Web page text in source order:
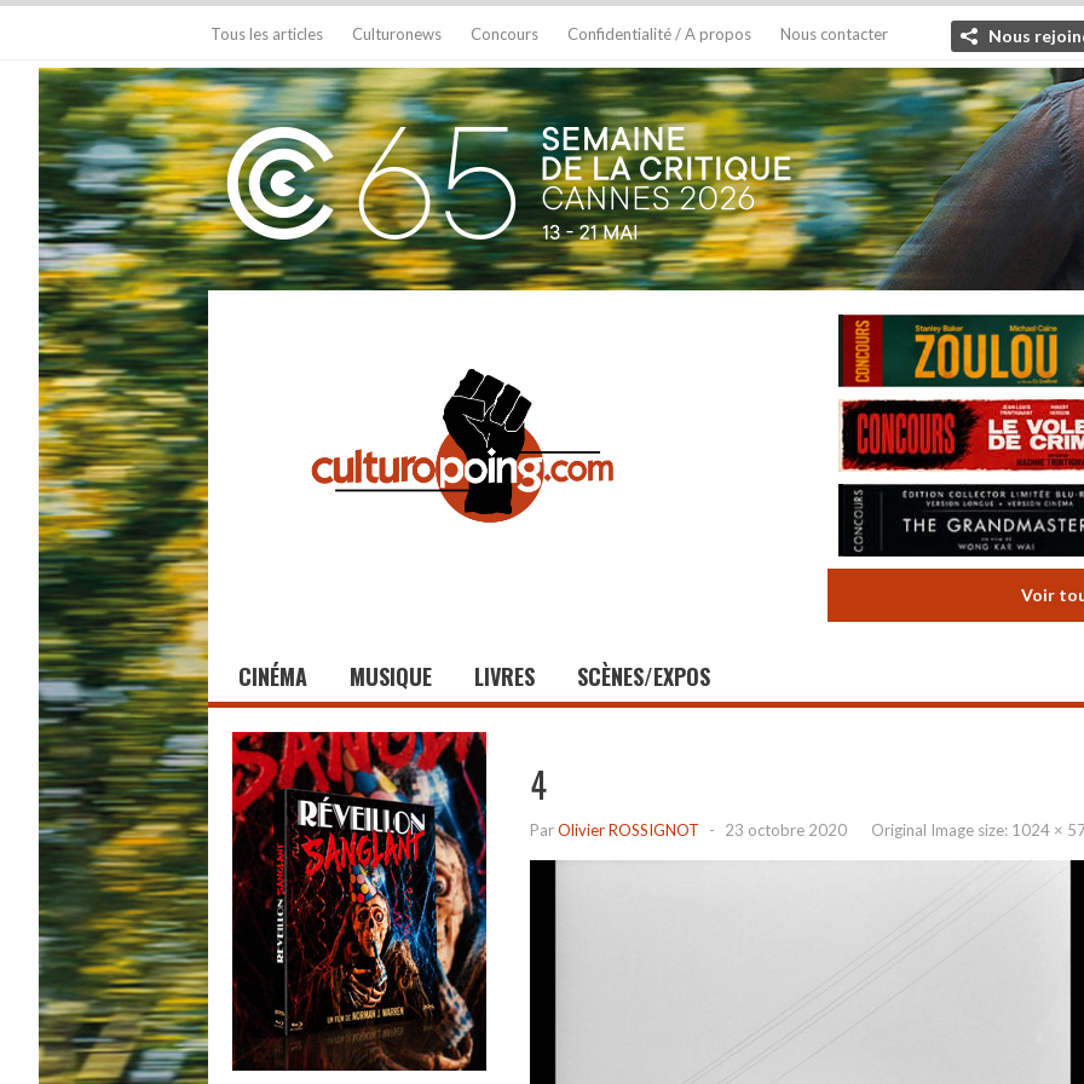
Tous les articles Culturonews Concours Confidentialité / A propos Nous contacter Nous
Voir
CINÉMA MUSIQUE LIVRES SCÈNES/EXPOS
4
ParOlivier ROSSIGNOT - 23 octobre 2020 Original Image size: 1024 ×